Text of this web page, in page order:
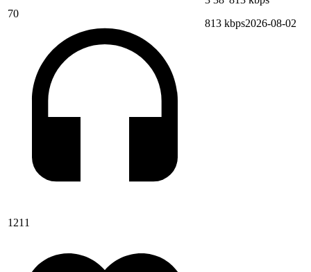
70
1211
813 kbps2026-08-02